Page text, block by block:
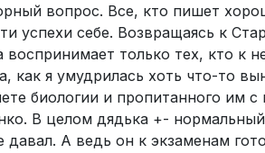
вопрос. Все, кто пишет
успехи себе. Возвращаясь к
только тех, кто к
как я умудрилась хоть что-то
биологии и пропитанного им
В целом дядька +-
давал. А ведь он к экзаменам